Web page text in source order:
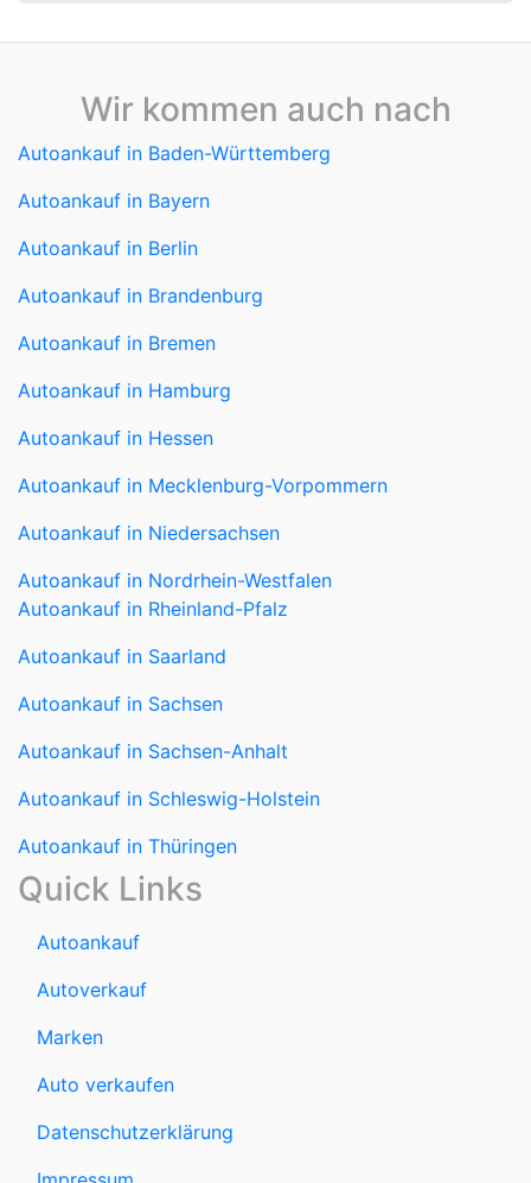
Wir kommen auch nach
Autoankauf in Baden-Württemberg
Autoankauf in Bayern
Autoankauf in Berlin
Autoankauf in Brandenburg
Autoankauf in Bremen
Autoankauf in Hamburg
Autoankauf in Hessen
Autoankauf in Mecklenburg-Vorpommern
Autoankauf in Niedersachsen
Autoankauf in Nordrhein-Westfalen
Autoankauf in Rheinland-Pfalz
Autoankauf in Saarland
Autoankauf in Sachsen
Autoankauf in Sachsen-Anhalt
Autoankauf in Schleswig-Holstein
Autoankauf in Thüringen
Quick Links
Autoankauf
Autoverkauf
Marken
Auto verkaufen
Datenschutzerklärung